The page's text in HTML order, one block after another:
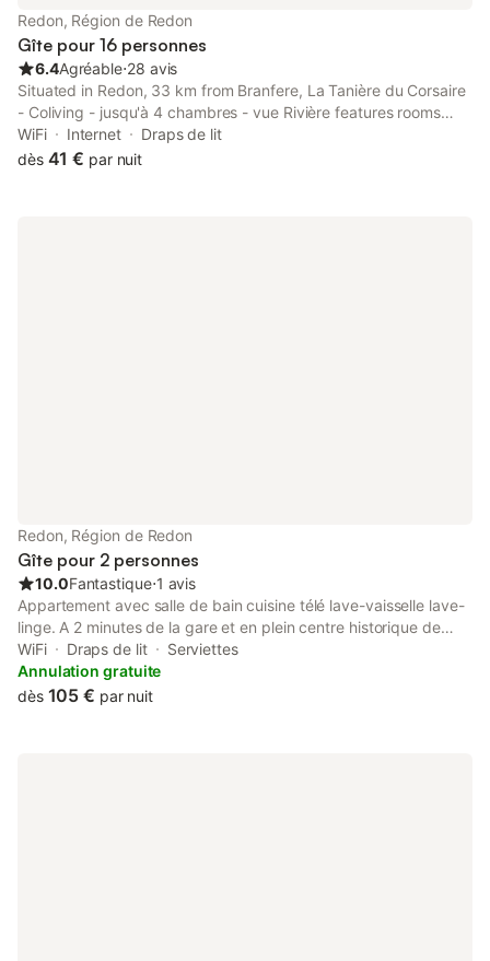
Redon, Région de Redon
Gîte pour 16 personnes
6.4Agréable⋅28 avis
Situated in Redon, 33 km from Branfere, La Tanière du Corsaire
- Coliving - jusqu'à 4 chambres - vue Rivière features rooms
with river views and free WiFi.
WiFi Internet
Draps de lit
dès 41 € par nuit
Redon, Région de Redon
Gîte pour 2 personnes
10.0Fantastique⋅1 avis
Appartement avec salle de bain cuisine télé lave-vaisselle lave-
linge. A 2 minutes de la gare et en plein centre historique de
Redon. A 1 heure de Nantes, Rennes et Vannes. Parking en bas
du bâtiment avec places de stationnements très souvent
disponible. Cours arrière privé pour stationner des vélos en
WiFi Draps de lit
Serviettes
Annulation gratuite
dès 105 € par nuit